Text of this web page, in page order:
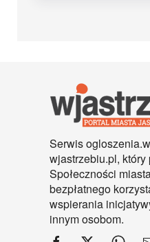
Serwis
wjastrzebiu.pl, który
Społeczności
bezpłatnego
wspierania
innym osobom.